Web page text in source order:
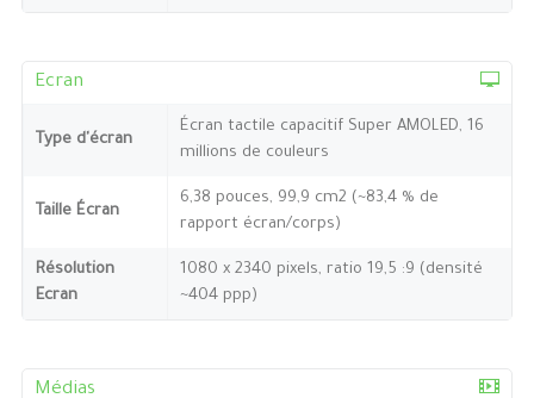
Ecran
Type d'écran
Écran tactile capacitif Super AMOLED, 16
millions de couleurs
Taille Écran
6,38 pouces, 99,9 cm2 (~83,4 % de
rapport écran/corps)
Résolution
Ecran
1080 x 2340 pixels, ratio 19,5 :9 (densité
~404 ppp)
Médias